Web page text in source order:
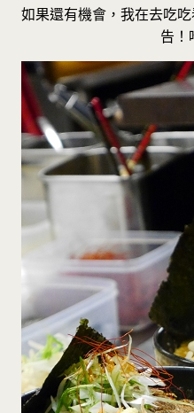
如果還有機會，我在去吃
告！